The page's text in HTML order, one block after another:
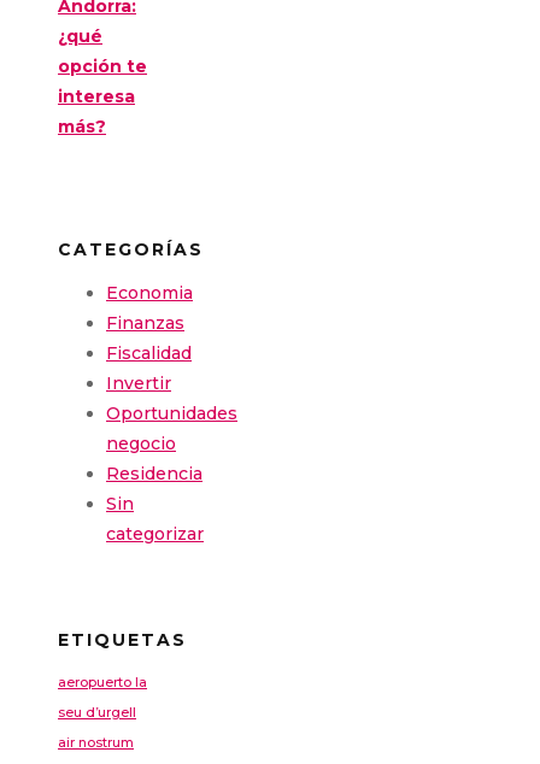
Andorra:
¿qué
opción te
interesa
más?
CATEGORÍAS
Economia
Finanzas
Fiscalidad
Invertir
Oportunidades
negocio
Residencia
Sin
categorizar
ETIQUETAS
aeropuerto la
seu d’urgell
air nostrum